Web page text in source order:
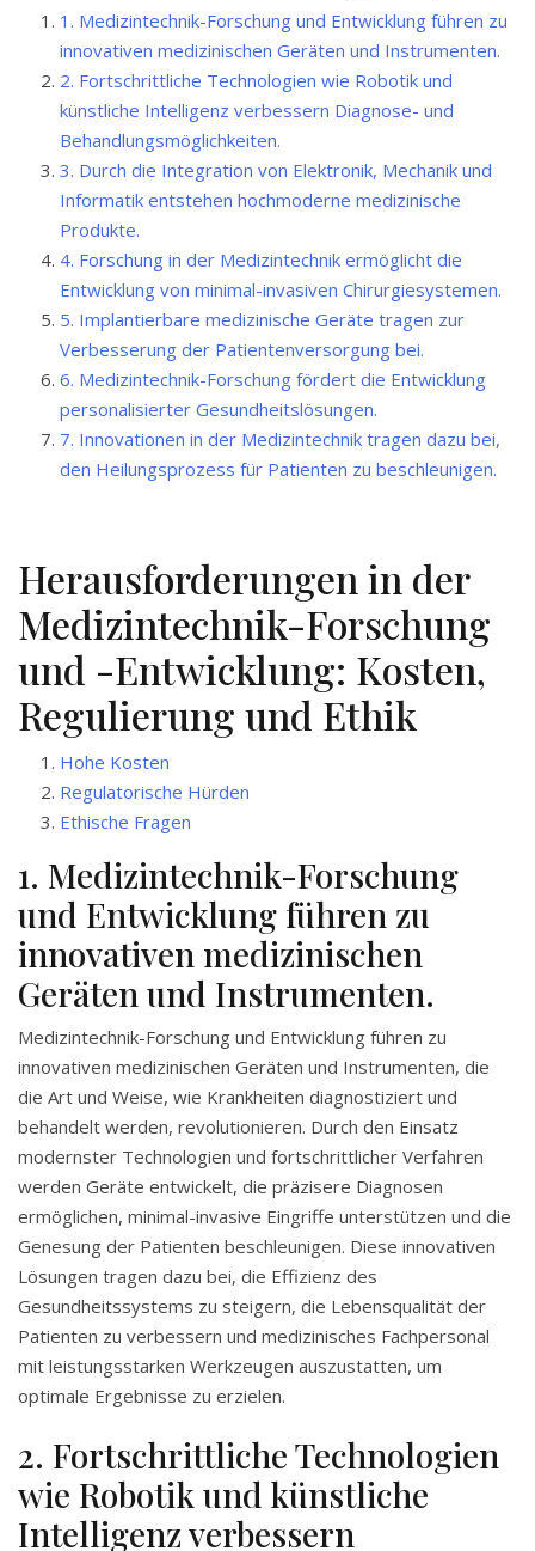
1. Medizintechnik-Forschung und Entwicklung führen zu
innovativen medizinischen Geräten und Instrumenten.
2. Fortschrittliche Technologien wie Robotik und
künstliche Intelligenz verbessern Diagnose- und
Behandlungsmöglichkeiten.
3. Durch die Integration von Elektronik, Mechanik und
Informatik entstehen hochmoderne medizinische
Produkte.
4. Forschung in der Medizintechnik ermöglicht die
Entwicklung von minimal-invasiven Chirurgiesystemen.
5. Implantierbare medizinische Geräte tragen zur
Verbesserung der Patientenversorgung bei.
6. Medizintechnik-Forschung fördert die Entwicklung
personalisierter Gesundheitslösungen.
7. Innovationen in der Medizintechnik tragen dazu bei,
den Heilungsprozess für Patienten zu beschleunigen.
Herausforderungen in der
Medizintechnik-Forschung
und -Entwicklung: Kosten,
Regulierung und Ethik
Hohe Kosten
Regulatorische Hürden
Ethische Fragen
1. Medizintechnik-Forschung
und Entwicklung führen zu
innovativen medizinischen
Geräten und Instrumenten.
Medizintechnik-Forschung und Entwicklung führen zu
innovativen medizinischen Geräten und Instrumenten, die
die Art und Weise, wie Krankheiten diagnostiziert und
behandelt werden, revolutionieren. Durch den Einsatz
modernster Technologien und fortschrittlicher Verfahren
werden Geräte entwickelt, die präzisere Diagnosen
ermöglichen, minimal-invasive Eingriffe unterstützen und die
Genesung der Patienten beschleunigen. Diese innovativen
Lösungen tragen dazu bei, die Effizienz des
Gesundheitssystems zu steigern, die Lebensqualität der
Patienten zu verbessern und medizinisches Fachpersonal
mit leistungsstarken Werkzeugen auszustatten, um
optimale Ergebnisse zu erzielen.
2. Fortschrittliche Technologien
wie Robotik und künstliche
Intelligenz verbessern